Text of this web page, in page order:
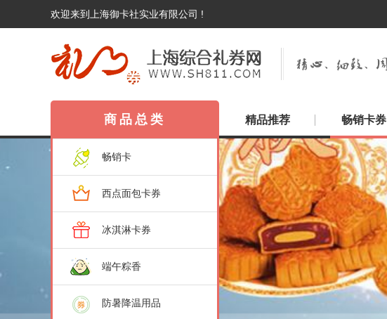
欢迎来到上海御卡社实业有限公司 !
商品总类
畅销卡
西点面包卡券
冰淇淋卡券
端午粽香
防暑降温用品
精品推荐 畅销卡券